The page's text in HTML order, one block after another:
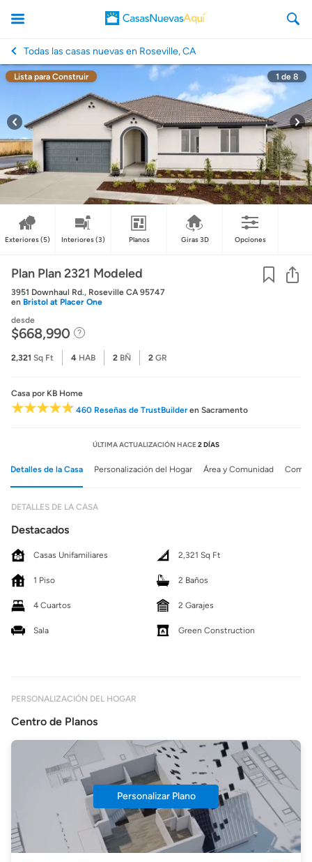
CasasNuevasAqui
Todas las casas nuevas en Roseville, CA
Lista para Construir 1 de 8
Exteriores(5) Interiores(3) Planos Giras 3D Opciones
Plan Plan 2321 Modeled
3951 Downhaul Rd., Roseville CA 95747
en Bristol at Placer One
desde
$668,990
2,321 Sq Ft 4 HAB 2 BÑ 2 GR
Casa por KB Home
460 Reseñas de TrustBuilderen Sacramento
ÚLTIMA ACTUALIZACIÓN HACE2 DÍAS
Detalles de la Casa Personalización del Hogar Área y Comunidad
DETALLES DE LA CASA
Destacados
Casas Unifamiliares 2,321 Sq Ft
1 Piso 2 Baños
4 Cuartos 2 Garajes
Sala Green Construction
PERSONALIZACIÓN DEL HOGAR
Centro de Planos
Personalizar Plano